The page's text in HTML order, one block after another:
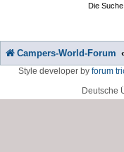
Die
Campers-World-Forum
Style developer by forum
Deutsche